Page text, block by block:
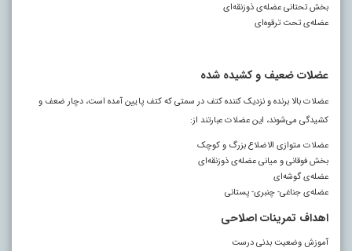
بخش تحتانی عضله‌ی ذوزنقه‌ای
عضله‌ی تحت ترقوه‌ای
عضلات ضعیف و کشیده شده
عضلات بالا برنده و نزدیک کننده کتف در سمتی که کتف پایین آمده است، دچار ضعف و
کشیدگی می‌شوند، این عضلات عبارتند از:
عضلات متوازی الاضلاع بزرگ و کوچک
بخش فوقانی و میانی عضله‌ی ذوزنقه‌ای
عضله‌ی گوشه‌ای
عضله‌ی جناغی- چنبری- پستانی
اهداف تمرینات اصلاحی
آموزش وضعیت بدنی درست